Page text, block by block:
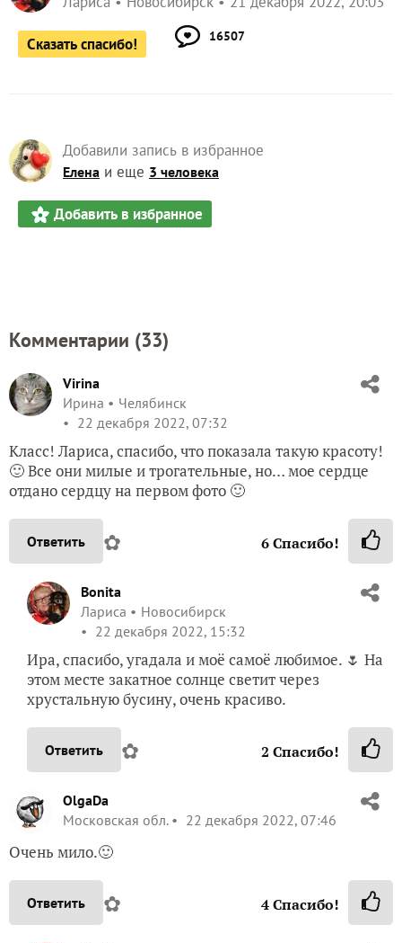
Сказать спасибо! 16507
Добавили запись в избранное
Елена и еще 3 человека
Добавить в избранное
Комментарии (33)
Virina
Ирина
Челябинск
22 декабря 2022, 07:32
Класс! Лариса, спасибо, что показала такую красоту!
🙂 Все они милые и трогательные, но… мое сердце
отдано сердцу на первом фото 🙂
Ответить ✿ 6Спасибо!
Bonita
Лариса
Новосибирск
22 декабря 2022, 15:32
Ира, спасибо, угадала и моё самоё любимое. 🌷 На
этом месте закатное солнце светит через
хрустальную бусину, очень красиво.
Ответить ✿ 2 Спасибо!
OlgaDa
Московская обл.
22 декабря 2022, 07:46
Очень мило.🙂
Ответить ✿ 4Спасибо!